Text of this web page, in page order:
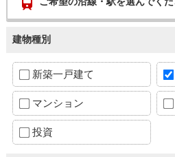
建物種別
新築一戸建て
マンション
投資